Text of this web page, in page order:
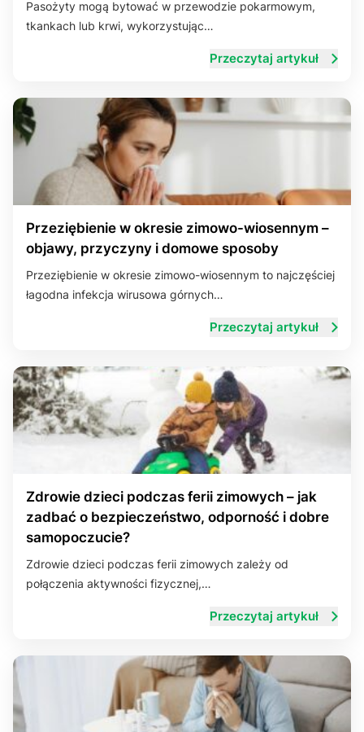
Układ trawienny
Pasożyty mogą bytować w przewodzie pokarmowym,
tkankach lub krwi, wykorzystując…
Przeczytaj artykuł
Przeziębienie w okresie zimowo-wiosennym –
objawy, przyczyny i domowe sposoby
Przeziębienie w okresie zimowo-wiosennym to najczęściej
łagodna infekcja wirusowa górnych…
Przeczytaj artykuł
Zdrowie dzieci podczas ferii zimowych – jak
zadbać o bezpieczeństwo, odporność i dobre
samopoczucie?
Zdrowie dzieci podczas ferii zimowych zależy od
połączenia aktywności fizycznej,…
Przeczytaj artykuł